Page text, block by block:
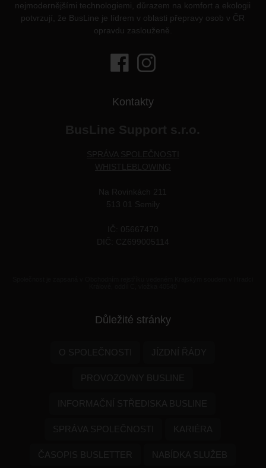
nejmodernějšími technologiemi, důrazem na komfort a ekologii
potvrzují, že BusLine je lídrem v oblasti přepravy osob v ČR
opravdu zaslouženě.
Kontakty
Důležité stránky
O SPOLEČNOSTI JÍZDNÍ ŘÁDY
PROVOZOVNY BUSLINE
INFORMAČNÍ STŘEDISKA BUSLINE
SPRÁVA SPOLEČNOSTI KARIÉRA
ČASOPIS BUSLETTER NABÍDKA SLUŽEB